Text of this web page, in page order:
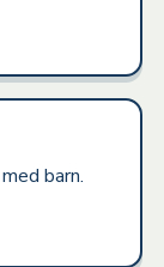
barn.